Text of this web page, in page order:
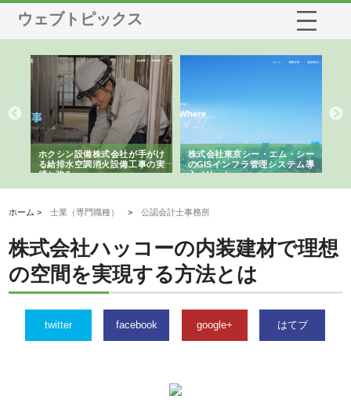
ウェブトピックス
ホクシン設備株式会社が手がけ
る給排水空調消火設備工事の実
績と強み
株式会社東京シー・エム・シー
のGISインフラ管理システム導
入メリット
ホーム >士業（専門職種） >公認会計士事務所
株式会社ハッコーの内装建材で理想
の空間を実現する方法とは
twitter facebook google+ はてブ